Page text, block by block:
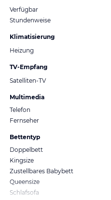
Verfügbar
Stundenweise
Klimatisierung
Heizung
TV-Empfang
Satelliten-TV
Multimedia
Telefon
Fernseher
Bettentyp
Doppelbett
Kingsize
Zustellbares Babybett
Queensize
Schlafsofa